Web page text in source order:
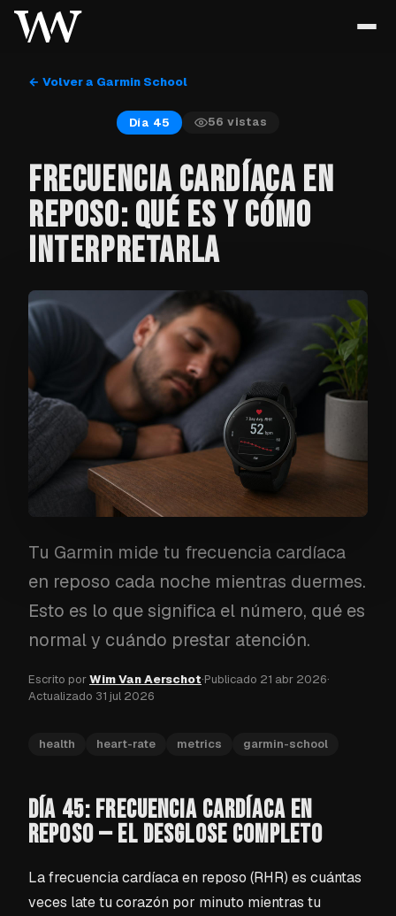
← Volver a Garmin School
Día 45 56 vistas
FRECUENCIA CARDÍACA EN
REPOSO: QUÉ ES Y CÓMO
INTERPRETARLA
Tu Garmin mide tu frecuencia cardíaca
en reposo cada noche mientras duermes.
Esto es lo que significa el número, qué es
normal y cuándo prestar atención.
Escrito porWim Van Aerschot·Publicado 21 abr 2026·
Actualizado 31 jul 2026
health heart-rate metrics garmin-school
DÍA 45: FRECUENCIA CARDÍACA EN
REPOSO — EL DESGLOSE COMPLETO
La frecuencia cardíaca en reposo (RHR) es cuántas
veces late tu corazón por minuto mientras tu